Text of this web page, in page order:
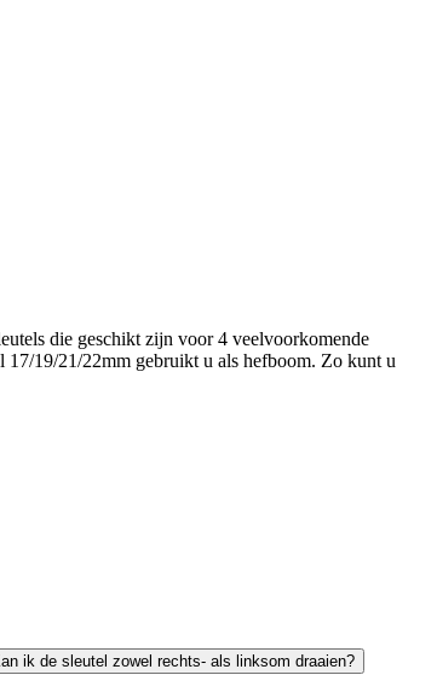
die geschikt zijn voor 4 veelvoorkomende
17/19/21/22mm gebruikt u als hefboom. Zo kunt u
ik de sleutel zowel rechts- als linksom draaien?